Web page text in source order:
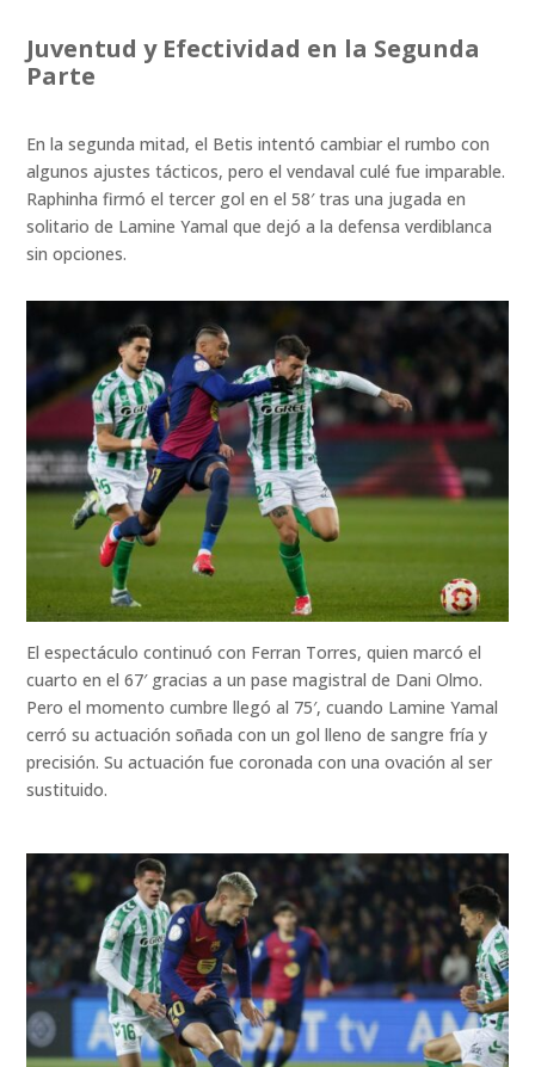
Juventud y Efectividad en la Segunda
Parte
En la segunda mitad, el Betis intentó cambiar el rumbo con
algunos ajustes tácticos, pero el vendaval culé fue imparable.
Raphinha firmó el tercer gol en el 58′ tras una jugada en
solitario de Lamine Yamal que dejó a la defensa verdiblanca
sin opciones.
El espectáculo continuó con Ferran Torres, quien marcó el
cuarto en el 67′ gracias a un pase magistral de Dani Olmo.
Pero el momento cumbre llegó al 75′, cuando Lamine Yamal
cerró su actuación soñada con un gol lleno de sangre fría y
precisión. Su actuación fue coronada con una ovación al ser
sustituido.